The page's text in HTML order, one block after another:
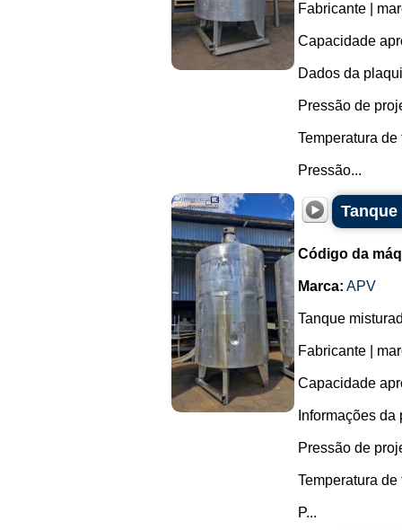
Fabricante |
Capacidade
Dados da
Pressão de
Temperatura de
Pressão...
Código da
Marca: APV
Tanque
Fabricante |
Capacidade
Informações
Pressão de
Temperatura de
P...